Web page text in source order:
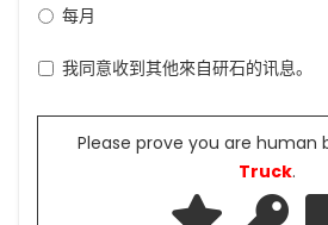
每月
我同意收到其他來自研石的讯息。
Please prove you are human
Truck.